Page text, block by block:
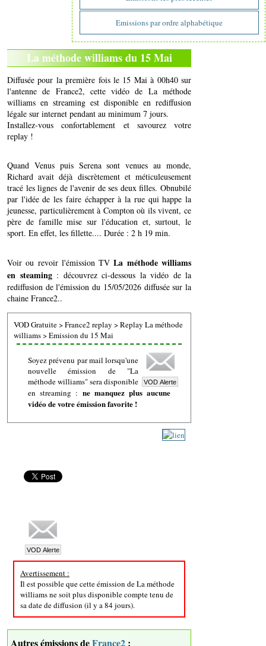
Emissions par ordre alphabétique
La méthode williams du 15 Mai
Diffusée pour la première fois le 15 Mai à 00h40 sur
l'antenne de France2, cette vidéo de La méthode
williams en streaming est disponible en rediffusion
légale sur internet pendant au minimum 7 jours.
Installez-vous confortablement et savourez votre
replay !
Quand Venus puis Serena sont venues au monde,
Richard avait déjà discrètement et méticuleusement
tracé les lignes de l'avenir de ses deux filles. Obnubilé
par l'idée de les faire échapper à la rue qui happe la
jeunesse, particulièrement à Compton où ils vivent, ce
père de famille mise sur l'éducation et, surtout, le
sport. En effet, les fillette.... Durée : 2 h 19 min.
Voir ou revoir l'émission TVLa méthode williams
en steaming: découvrez ci-dessous la vidéo de la
rediffusion de l'émission du 15/05/2026 diffusée sur la
chaine France2..
VOD Gratuite>France2 replay >Replay La méthode
williams>Emission du 15 Mai
Soyez prévenu par mail lorsqu'une
nouvelle émission de "La
méthode williams" sera disponible
en streaming : ne manquez plus aucune
vidéo de votre émission favorite !
Avertissement :
Il est possible que cette émission de La méthode
williams ne soit plus disponible compte tenu de
sa date de diffusion (il y a 84 jours).
Autres émissions deFrance2 :